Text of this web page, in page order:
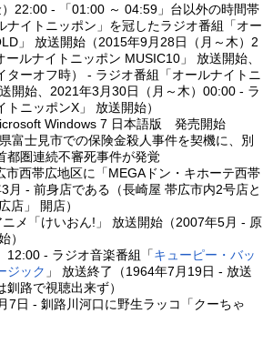
22:00 - 「01:00 ～ 04:59」台以外の時間帯
ナイトニッポン」を冠したラジオ番組「オー
」 放送開始（2015年9月28日（月～木）2
ルナイトニッポン MUSIC10」 放送開始、
ターオフ時） - ラジオ番組「オールナイトニ
開始、2021年3月30日（月～木）00:00 - ラ
ニッポンX」 放送開始）
Windows 7 日本語版 発売開始
富士見市での保険金殺人事件を契機に、別
都圏連続不審死事件が発覚
市西帯広地区に「MEGAドン・キホーテ西帯
月 - 前身店である（長崎屋 帯広市内2号店と
店」 開店）
メ「けいおん!」 放送開始（2007年5月 - 原
）
12:00 - ラジオ音楽番組「キューピー・バッ
ジック 」 放送終了（1964年7月19日 - 放送
路で視聴出来ず）
7日 - 釧路川河口に野生ラッコ「クーちゃ